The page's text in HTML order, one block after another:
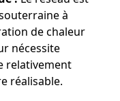
à
de chaleur
nécessite
relativement
réalisable.